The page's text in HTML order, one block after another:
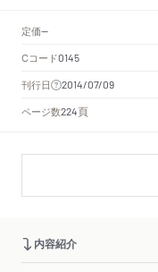
定価--
Cコード0145
刊行日 2014/07/09
ページ数224頁
内容紹介